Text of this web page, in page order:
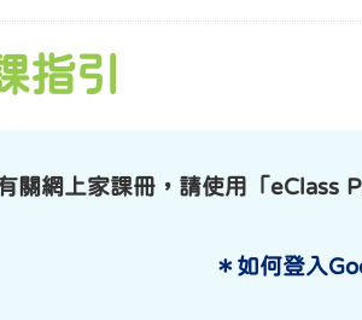
指引
關網上家課冊，請使用「eClass
＊如何登入